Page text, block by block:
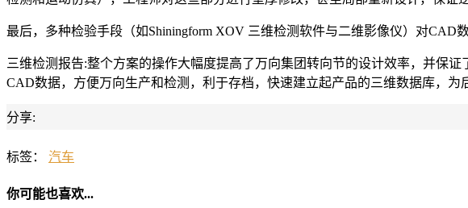
最后，多种检验手段（如Shiningform XOV 三维检测软件与二维影像仪）对CAD
三维检测报告:整个方案的操作大幅度提高了万向集团转向节的设计效率，并保
CAD数据，方便万向生产和检测，利于存档，快速建立起产品的三维数据库，为
分享:
标签： 汽车
你可能也喜欢...